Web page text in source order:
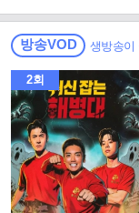
방송VOD 생방송이
2회